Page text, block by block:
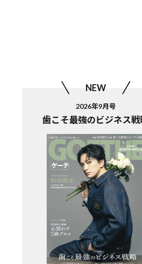
NEW
2026年9月号
歯こそ最強のビジネス戦